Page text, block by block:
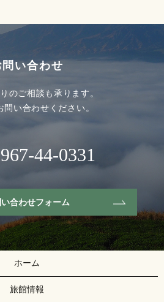
問い合わせ
のご相談も承ります。
問い合わせください。
44-0331
合わせフォーム
ホーム
旅館情報